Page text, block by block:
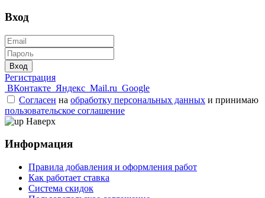
Вход
Вход
Регистрация
ВКонтакте Яндекс Mail.ru Google
Согласен на обработку персональных данных и принимаю
пользовательское соглашение
Наверх
Информация
Правила добавления и оформления работ
Как работает ставка
Система скидок